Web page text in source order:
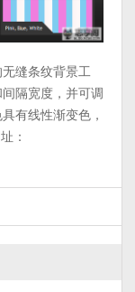
缝条纹背景工
隔宽度，并可调
有线性渐变色，
：